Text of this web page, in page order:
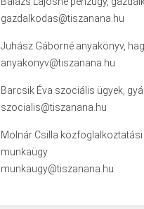
gazdalkodas@tiszanana.hu
Juhász Gáborné anyakönyv,
anyakonyv@tiszanana.hu
Barcsik Éva szociális ügyek,
szocialis@tiszanana.hu
Molnár Csilla közfoglalkoztatási
munkaügy
munkaugy@tiszanana.hu